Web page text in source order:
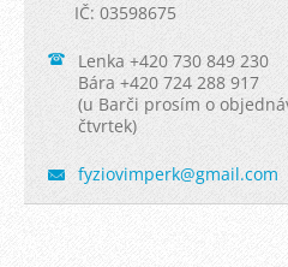
IČ: 03598675
Lenka +420 730 849 230
Bára +420 724 288 917
(u Barči prosím o
čtvrtek)
fyziovimperk@gmail.com